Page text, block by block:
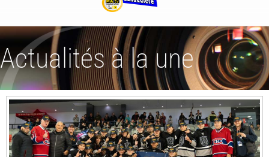
Actualités à la une